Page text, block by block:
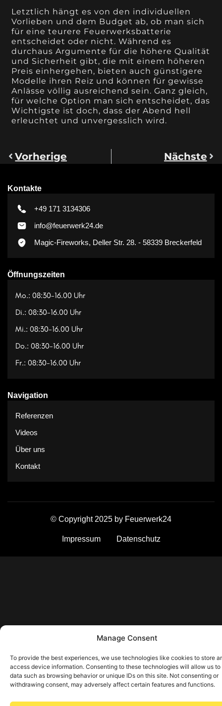
Manage Consent
To provide the best experiences, we use technologies like cookies to store
access device information. Consenting to these technologies will allow us to
data such as browsing behavior or unique IDs on this site. Not consenting or
withdrawing consent, may adversely affect certain features and functions.
Letztlich hängt es von den individuellen
Vorlieben und dem Budget ab, ob man sich
für eine teurere Feuerwerksbatterie
entscheidet oder nicht. Während es
durchaus Argumente für die höhere Qualität
und Sicherheit gibt, die mit einem höheren
Preis einhergehen, bieten auch günstigere
Modelle ihren Reiz und können für gewisse
Anlässe völlig ausreichend sein. Ganz gleich,
für welche Option man sich entscheidet, das
Wichtigste ist doch, dass der Abend hell
erleuchtet und unvergesslich wird.
Vorherige Nächste
Kontakte
+49 171 3134306
info@feuerwerk24.de
Magic-Fireworks, Deller Str. 28. - 58339 Breckerfeld
Öffnungszeiten
Mo.: 08:30-16.00 Uhr
Di.: 08:30-16.00 Uhr
Mi.: 08:30-16.00 Uhr
Do.: 08:30-16.00 Uhr
Fr.: 08:30-16.00 Uhr
Navigation
Referenzen
Videos
Über uns
Kontakt
© Copyright 2025 by Feuerwerk24
Impressum Datenschutz